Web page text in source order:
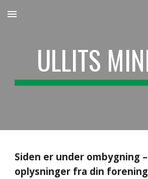
Skip to main content
ULLITS
Siden er under ombygning
oplysninger fra din